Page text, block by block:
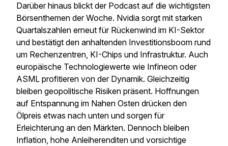
Darüber hinaus blickt der Podcast auf die wichtigsten
Börsenthemen der Woche. Nvidia sorgt mit starken
Quartalszahlen erneut für Rückenwind im KI-Sektor
und bestätigt den anhaltenden Investitionsboom rund
um Rechenzentren, KI-Chips und Infrastruktur. Auch
europäische Technologiewerte wie Infineon oder
ASML profitieren von der Dynamik. Gleichzeitig
bleiben geopolitische Risiken präsent. Hoffnungen
auf Entspannung im Nahen Osten drücken den
Ölpreis etwas nach unten und sorgen für
Erleichterung an den Märkten. Dennoch bleiben
Inflation, hohe Anleiherenditen und vorsichtige